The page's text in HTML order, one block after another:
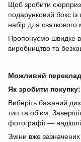
Щоб зробити
подарунковий бокс
набір для святкового
Пропонуємо швидке
виробництво та
Можливий
Як зробити покупку:
Виберіть бажаний
тип та об’єм.
фотографії —
Зміни вже